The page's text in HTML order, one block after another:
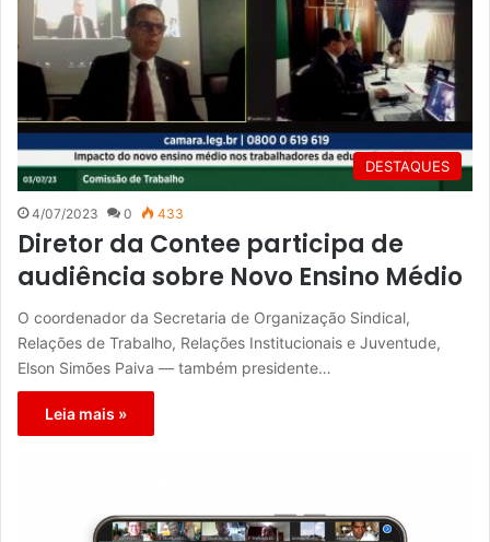
DESTAQUES
4/07/2023 0 433
Diretor da Contee participa de
audiência sobre Novo Ensino Médio
O coordenador da Secretaria de Organização Sindical,
Relações de Trabalho, Relações Institucionais e Juventude,
Elson Simões Paiva — também presidente…
Leia mais »